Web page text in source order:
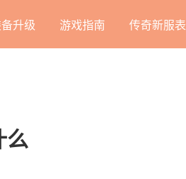
升级 游戏指南 传奇新服表
么